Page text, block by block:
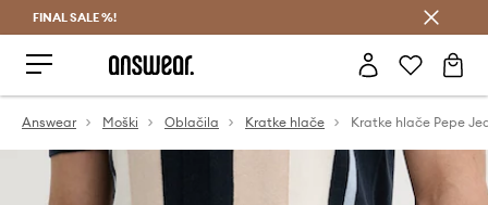
FINAL SALE %!
Answear Moški Oblačila Kratke hlače